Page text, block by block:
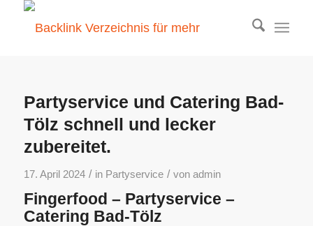
Partyservice und Catering Bad-
Tölz schnell und lecker
zubereitet.
17. April 2024 / in Partyservice / von admin
Fingerfood – Partyservice –
Catering Bad-Tölz